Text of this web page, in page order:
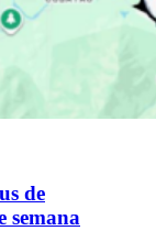
de
semana